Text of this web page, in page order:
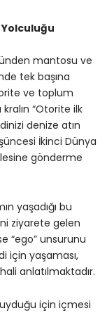
mantosu ve
tek başına
ve toplum
“Otorite ilk
denize atın
İkinci Dünya
gönderme
yaşadığı bu
ziyarete gelen
“ego” unsurunu
için yaşaması,
anlatılmaktadır.
için içmesi